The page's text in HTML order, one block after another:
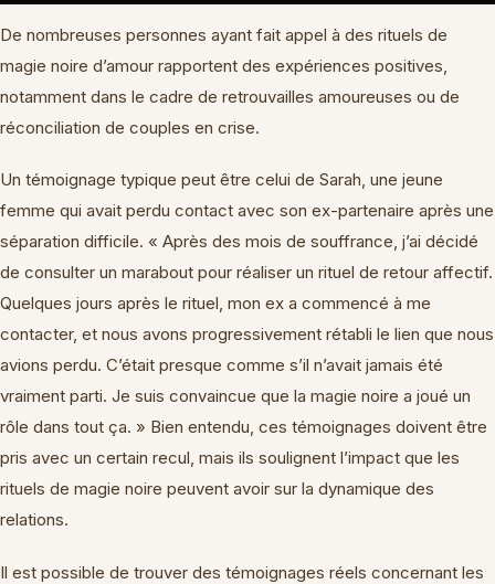
De nombreuses personnes ayant fait appel à des rituels de
magie noire d’amour rapportent des expériences positives,
notamment dans le cadre de retrouvailles amoureuses ou de
réconciliation de couples en crise.
Un témoignage typique peut être celui de Sarah, une jeune
femme qui avait perdu contact avec son ex-partenaire après une
séparation difficile. « Après des mois de souffrance, j’ai décidé
de consulter un marabout pour réaliser un rituel de retour affectif.
Quelques jours après le rituel, mon ex a commencé à me
contacter, et nous avons progressivement rétabli le lien que nous
avions perdu. C’était presque comme s’il n’avait jamais été
vraiment parti. Je suis convaincue que la magie noire a joué un
rôle dans tout ça. » Bien entendu, ces témoignages doivent être
pris avec un certain recul, mais ils soulignent l’impact que les
rituels de magie noire peuvent avoir sur la dynamique des
relations.
Il est possible de trouver des témoignages réels concernant les